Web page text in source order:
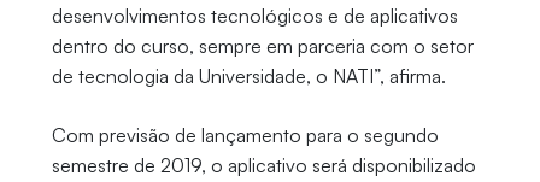
desenvolvimentos tecnológicos e de aplicativos
dentro do curso, sempre em parceria com o setor
de tecnologia da Universidade, o NATI”, afirma.
Com previsão de lançamento para o segundo
semestre de 2019, o aplicativo será disponibilizado